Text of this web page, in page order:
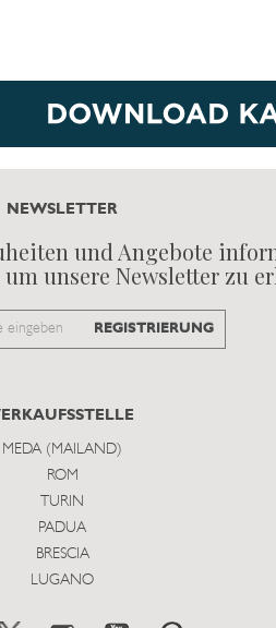
NEWSLETTER
und Angebote
unsere Newsletter zu
Email
REGISTRIERUNG
MEDA (MAILAND)
ROM
TURIN
PADUA
BRESCIA
LUGANO